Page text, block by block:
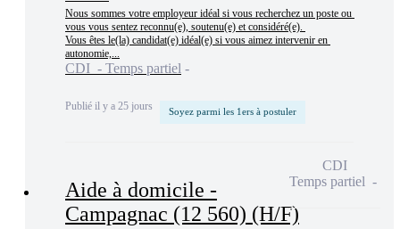
Nous sommes votre employeur idéal si vous recherchez un poste ou
vous vous sentez reconnu(e), soutenu(e) et considéré(e).
Vous êtes le(la) candidat(e) idéal(e) si vous aimez intervenir en
autonomie,...
CDI - Temps partiel
Publié il y a 25 jours Soyez parmi les 1ers à postuler
Aide à domicile -
Campagnac (12 560) (H/F)
CDI
Temps partiel